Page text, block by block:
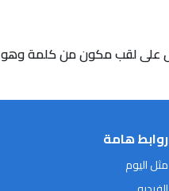
روابط هامة
مثل اليوم